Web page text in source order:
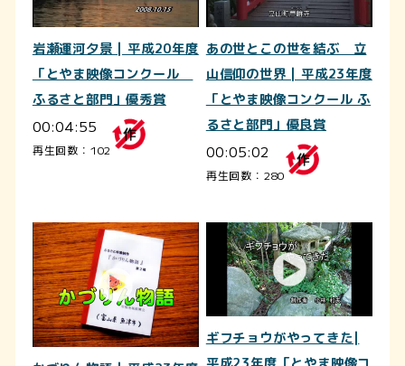
岩瀬運河夕景 | 平成20年度
「とやま映像コンクール
ふるさと部門」優秀賞
00:04:55
再生回数：102
あの世とこの世を結ぶ 立
山信仰の世界 | 平成23年度
「とやま映像コンクール ふ
るさと部門」優良賞
00:05:02
再生回数：280
ギフチョウがやってきた|